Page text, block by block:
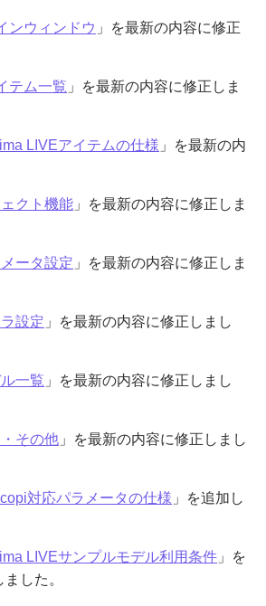
ンウィンドウ 」を最新の内容に修正
テム一覧 」を最新の内容に修正しま
LIVEアイテムの仕様 」を最新の内
クト機能 」を最新の内容に修正しま
ータ設定 」を最新の内容に修正しま
設定 」を最新の内容に修正しまし
一覧 」を最新の内容に修正しまし
その他 」を最新の内容に修正しまし
対応パラメータの仕様 」を追加し
LIVEサンプルモデル利用条件 」を
した。